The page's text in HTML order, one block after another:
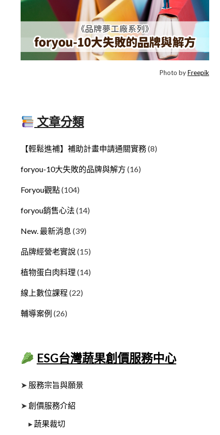
Photo byFreepik
文章分類
【輕鬆進補】補助計畫申請通關實務(8)
foryou-10大失敗的品牌與解方 (16)
Foryou觀點(104)
foryou銷售心法 (14)
New. 最新消息 (39)
品牌經營老實說(15)
植物蛋白肉料理 (14)
線上數位課程 (22)
輔導案例 (26)
ESG台灣蔬果創價服務中心
➤ 服務宗旨與願景
➤創價服務介紹
▸ 蔬果裁切